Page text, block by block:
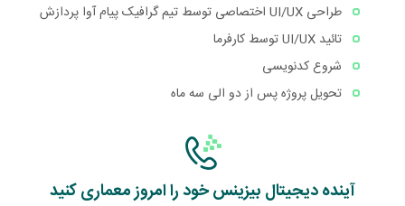
طراحی UI/UX اختصاصی توسط تیم گرافیک پیام آوا پردازش
تائید UI/UX توسط کارفرما
شروع کدنویسی
تحویل پروژه پس از دو الی سه ماه
آینده دیجیتال بیزینس خود را امروز معماری کنید